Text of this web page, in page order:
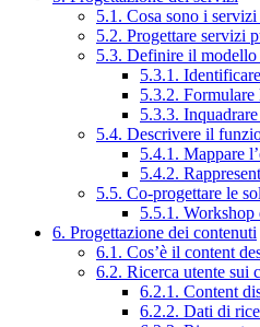
5.1. Cosa sono i
5.2. Progettare servizi
5.3. Definire il
5.3.1.
5.3.2.
5.3.3.
5.4. Descrivere il
5.4.1. Mappare
5.4.2.
5.5. Co-progettare le
5.5.1. Workshop
6. Progettazione dei contenuti
6.1. Cos’è il content
6.2. Ricerca utente sui
6.2.1. Content
6.2.2. Dati di